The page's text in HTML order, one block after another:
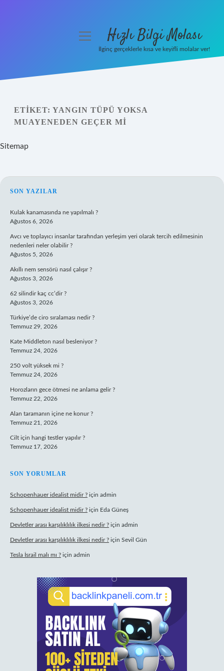
Yasal Uyarı
menüyüHızlı Bilgi Molası
İlginç gerçeklerle kısa ve keyifli molalar ver!
ETIKET: YANGIN TÜPÜ YOKSA
MUAYENEDEN GEÇER MI
Sitemap
SIDEBAR
SON YAZILAR
Kulak kanamasında ne yapılmalı ?
Ağustos 6, 2026
Avcı ve toplayıcı insanlar tarafından yerleşim yeri olarak tercih edilmesinin
nedenleri neler olabilir ?
Ağustos 5, 2026
Akıllı nem sensörü nasıl çalışır ?
Ağustos 3, 2026
62 silindir kaç cc’dir ?
Ağustos 3, 2026
Türkiye’de ciro sıralaması nedir ?
Temmuz 29, 2026
Kate Middleton nasıl besleniyor ?
Temmuz 24, 2026
250 volt yüksek mi ?
Temmuz 24, 2026
Horozların gece ötmesi ne anlama gelir ?
Temmuz 22, 2026
Alan taramanın içine ne konur ?
Temmuz 21, 2026
Cilt için hangi testler yapılır ?
Temmuz 17, 2026
SON YORUMLAR
Schopenhauer idealist midir ? için admin
Schopenhauer idealist midir ? için Eda Güneş
Devletler arası karşılıklılık ilkesi nedir ? için admin
Devletler arası karşılıklılık ilkesi nedir ? için Sevil Gün
Tesla İsrail malı mı ? için admin